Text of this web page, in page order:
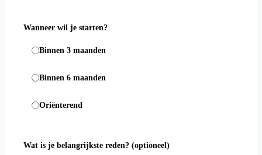
Wanneer wil je starten?
Binnen 3 maanden
Binnen 6 maanden
Oriënterend
Wat is je belangrijkste reden? (optioneel)